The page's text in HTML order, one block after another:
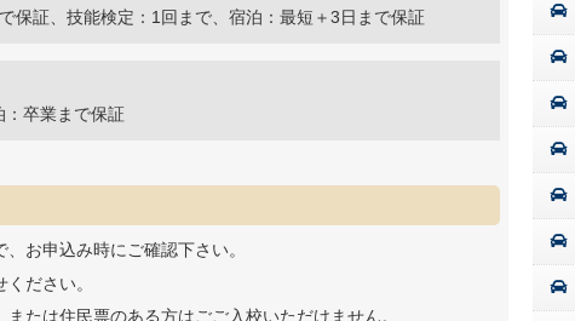
保証、技能検定：1回まで、宿泊：最短＋3日まで保証
：卒業まで保証
お申込み時にご確認下さい。
ださい。
たは住民票のある方はごご入校いただけません。